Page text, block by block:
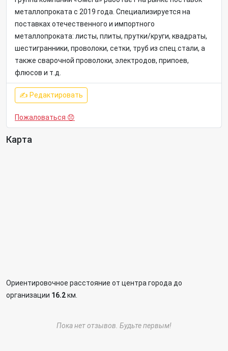
металлопроката с 2019 года. Специализируется на
поставках отечественного и импортного
металлопроката: листы, плиты, прутки/круги, квадраты,
шестигранники, проволоки, сетки, труб из спец.стали, а
также сварочной проволоки, электродов, припоев,
флюсов и т.д.
✍ Редактировать
Пожаловаться 😞
Карта
Ориентировочное расстояние от центра города до
организации 16.2км.
Пока нет отзывов. Будьте первым!